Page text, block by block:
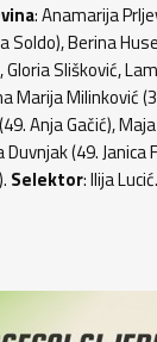
: Anamarija
Soldo), Berina
Gloria Slišković,
Marija Milinković
Anja Gačić),
(49. Janica
Selektor: Ilija Lucić.